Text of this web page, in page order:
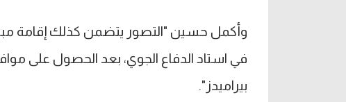
وأكمل حسين "التصور يتضمن كذلك إقامة
في استاد الدفاع الجوي، بعد الحصول على
بيراميدز".